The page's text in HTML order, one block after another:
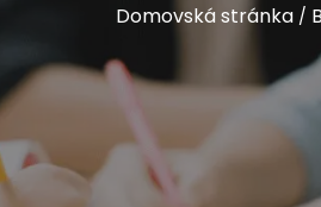
Domovská stránka /